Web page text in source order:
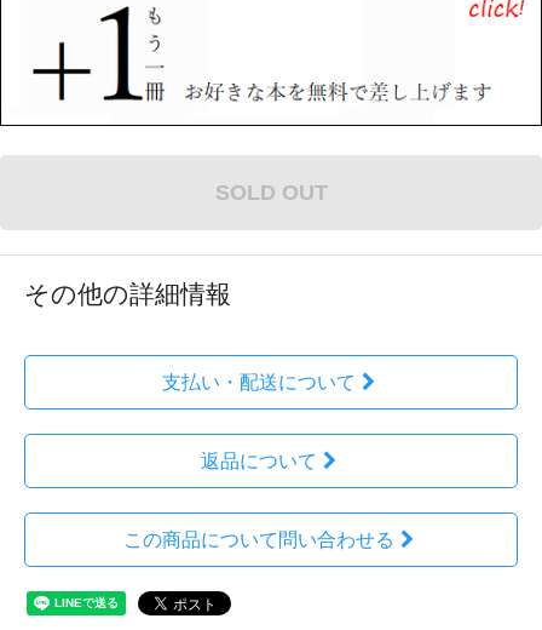
SOLD OUT
その他の詳細情報
支払い・配送について
返品について
この商品について問い合わせる